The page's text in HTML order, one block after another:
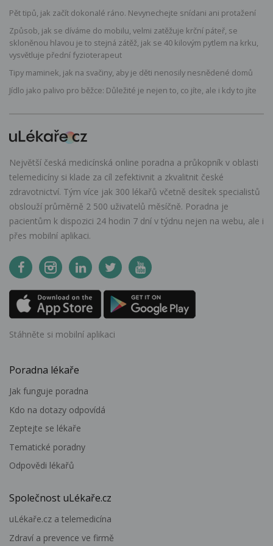
Pět tipů, jak začít dokonalé ráno. Nevynechejte snídani ani protažení
Způsob, jak se díváme do mobilu, velmi zatěžuje krční páteř, se
skloněnou hlavou je to stejná zátěž, jak se 40 kilovým pytlem na krku,
vysvětluje přední fyzioterapeut
Tipy maminek, jak na svačiny, aby je děti nenosily nesnědené domů
Jídlo jako palivo pro běžce: Důležité je nejen to, co jíte, ale i kdy to jíte
Největší česká medicínská online poradna a průkopník v oblasti
telemedicíny si klade za cíl zefektivnit a zkvalitnit české
zdravotnictví. Tým více jak 300 lékařů včetně desítek specialistů
obslouží průměrně 2 500 uživatelů měsíčně. Poradna je
pacientům k dispozici 24 hodin 7 dní v týdnu nejen na webu, ale i
přes mobilní aplikaci.
Stáhněte si mobilní aplikaci
Poradna lékaře
Jak funguje poradna
Kdo na dotazy odpovídá
Zeptejte se lékaře
Tematické poradny
Odpovědi lékařů
Společnost uLékaře.cz
uLékaře.cz a telemedicína
Zdraví a prevence ve firmě